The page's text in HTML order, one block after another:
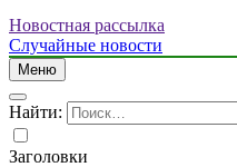
Новостная рассылка
Случайные новости
Меню
Найти:
Заголовки